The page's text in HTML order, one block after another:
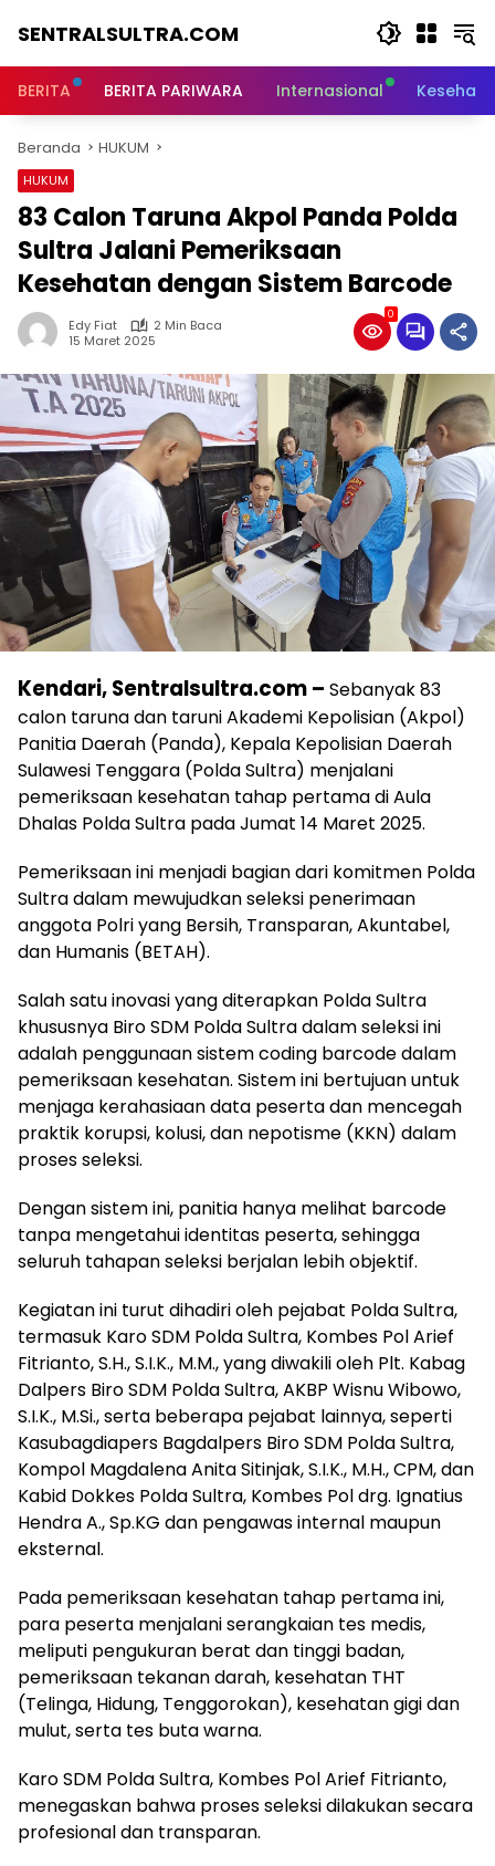
SENTRALSULTRA.COM
BERITA BERITA PARIWARA Internasional
Beranda HUKUM
HUKUM
83 Calon Taruna Akpol Panda Polda
Sultra Jalani Pemeriksaan
Kesehatan dengan Sistem Barcode
Edy Fiat
2 Min Baca
15 Maret 2025
0
Kendari, Sentralsultra.com – Sebanyak 83
calon taruna dan taruni Akademi Kepolisian (Akpol)
Panitia Daerah (Panda), Kepala Kepolisian Daerah
Sulawesi Tenggara (Polda Sultra) menjalani
pemeriksaan kesehatan tahap pertama di Aula
Dhalas Polda Sultra pada Jumat 14 Maret 2025.
Pemeriksaan ini menjadi bagian dari komitmen Polda
Sultra dalam mewujudkan seleksi penerimaan
anggota Polri yang Bersih, Transparan, Akuntabel,
dan Humanis (BETAH).
Salah satu inovasi yang diterapkan Polda Sultra
khususnya Biro SDM Polda Sultra dalam seleksi ini
adalah penggunaan sistem coding barcode dalam
pemeriksaan kesehatan. Sistem ini bertujuan untuk
menjaga kerahasiaan data peserta dan mencegah
praktik korupsi, kolusi, dan nepotisme (KKN) dalam
proses seleksi.
Dengan sistem ini, panitia hanya melihat barcode
tanpa mengetahui identitas peserta, sehingga
seluruh tahapan seleksi berjalan lebih objektif.
Kegiatan ini turut dihadiri oleh pejabat Polda Sultra,
termasuk Karo SDM Polda Sultra, Kombes Pol Arief
Fitrianto, S.H., S.I.K., M.M., yang diwakili oleh Plt. Kabag
Dalpers Biro SDM Polda Sultra, AKBP Wisnu Wibowo,
S.I.K., M.Si., serta beberapa pejabat lainnya, seperti
Kasubagdiapers Bagdalpers Biro SDM Polda Sultra,
Kompol Magdalena Anita Sitinjak, S.I.K., M.H., CPM, dan
Kabid Dokkes Polda Sultra, Kombes Pol drg. Ignatius
Hendra A., Sp.KG dan pengawas internal maupun
eksternal.
Pada pemeriksaan kesehatan tahap pertama ini,
para peserta menjalani serangkaian tes medis,
meliputi pengukuran berat dan tinggi badan,
pemeriksaan tekanan darah, kesehatan THT
(Telinga, Hidung, Tenggorokan), kesehatan gigi dan
mulut, serta tes buta warna.
Karo SDM Polda Sultra, Kombes Pol Arief Fitrianto,
menegaskan bahwa proses seleksi dilakukan secara
profesional dan transparan.